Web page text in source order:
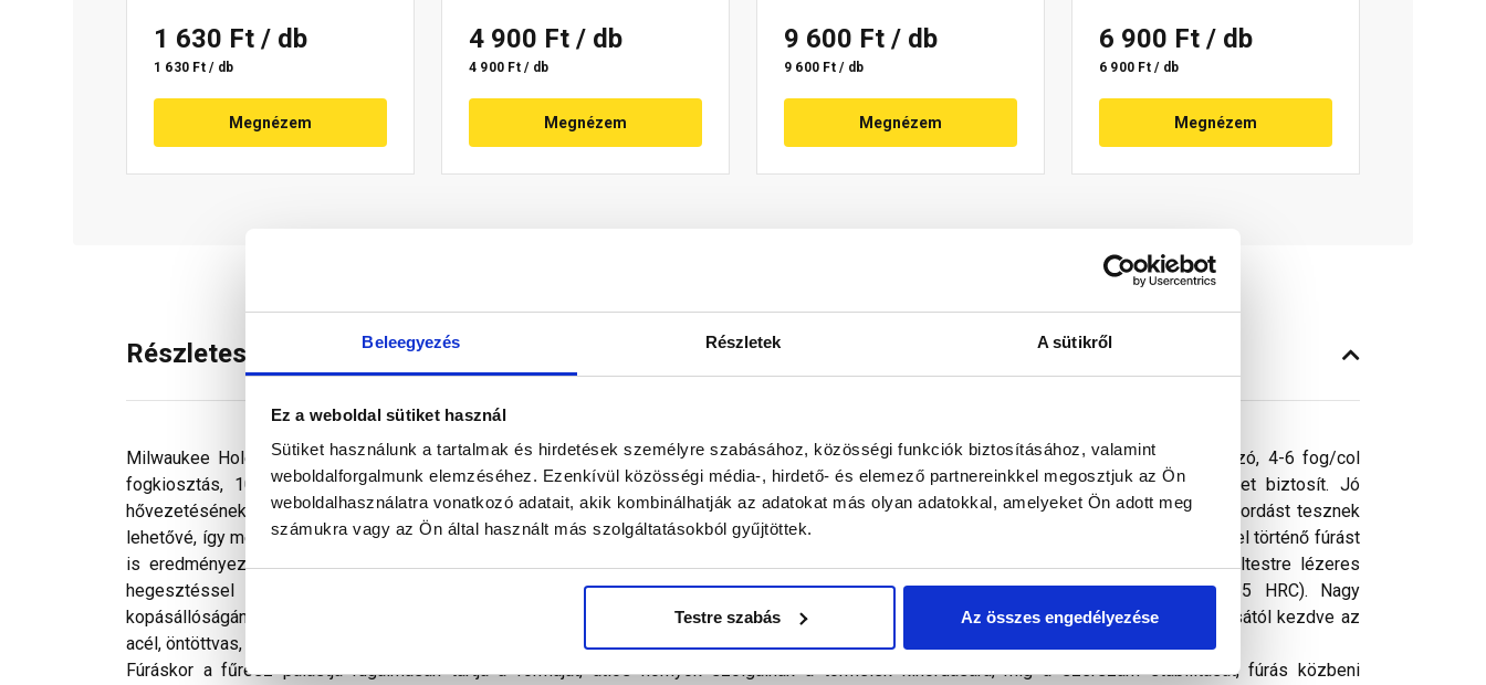
Beleegyezés Részletek A sütikről
Ez a weboldal sütiket használ
Sütiket használunk a tartalmak és hirdetések személyre szabásához, közösségi funkciók biztosításához, valamint
weboldalforgalmunk elemzéséhez. Ezenkívül közösségi média-, hirdető- és elemező partnereinkkel megosztjuk az Ön
weboldalhasználatra vonatkozó adatait, akik kombinálhatják az adatokat más olyan adatokkal, amelyeket Ön adott meg
számukra vagy az Ön által használt más szolgáltatásokból gyűjtöttek.
Testre szabás Az összes engedélyezése
1 630 Ft / db
1 630 Ft / db
Megnézem
4 900 Ft / db
4 900 Ft / db
Megnézem
9 600 Ft / db
9 600 Ft / db
Megnézem
6 900 Ft / db
6 900 Ft / db
Megnézem
Részletes leírás
Milwaukee Hole Dozer fűrészek a legújabb technológiát képviselik, maximális teljesítményt és hosszú élettartamot biztosítanak. A változó, 4-6 fog/col
fogkiosztás, 10° dőlésszöggel egyrészt gyorsabb, agresszívebb vágást, másrészt kevesebb súrlódást és egyenletesebb lyukszéleket biztosít. Jó
hővezetésének köszönhetően a fogak tovább maradnak élesek, amelyek a speciális kialakításuknak köszönhetően hatékonyabb forgácskihordást tesznek
lehetővé, így megakadályozva az eltömődést és a hő felgyülemlését. Ráadásként mindezek az előnyök összességükben kisebb erőkifejtéssel történő fúrást
is eredményeznek. A kiváló tulajdonságokat a koronás fúró felépítése teszi lehetővé. Rugalmas, de rendkívül erős, 1,27 mm vastag acéltestre lézeres
hegesztéssel rögzítik a speciális, 8% kobaltot tartalmazó acélból készült fogakat, amelyeket 600 °C-ig, vákuumosan edzenek (65 HRC). Nagy
kopásállóságának köszönhetően ideális megoldás nehéz, kemény (max. 1000 N/mm²) anyagok, mint pl. rozsdamentes és saválló acél vágásától kezdve az
acél, öntöttvas, színesfémek, alumínium és PVC vágásán át a puhább anyagok, mint fa, MDF, rétegzett anyagok, gipszkarton vágására egyaránt.
Fúráskor a fűrész palástja rugalmasan tartja a formáját, átlós hornyok szolgálnak a törmelék kihordására, míg a szerszám stabilitását, fúrás közbeni